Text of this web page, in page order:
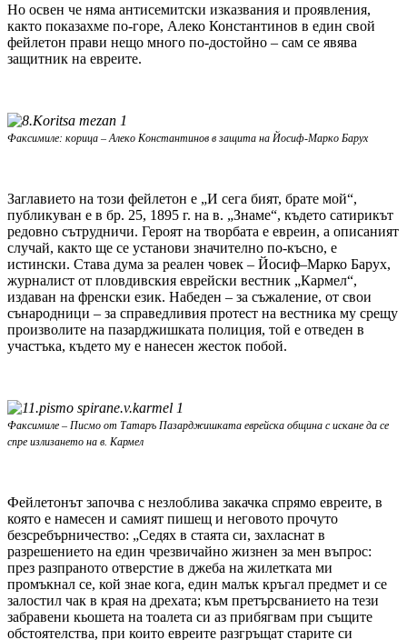
Но освен че няма антисемитски изказвания и проявления,
както показахме по-горе, Алеко Константинов в един свой
фейлетон прави нещо много по-достойно – сам се явява
защитник на евреите.
Факсимиле: корица – Алеко Константинов в защита на Йосиф-Марко Барух
Заглавието на този фейлетон е „И сега бият, брате мой“,
публикуван е в бр. 25, 1895 г. на в. „Знаме“, където сатирикът
редовно сътрудничи. Героят на творбата е евреин, а описаният
случай, както ще се установи значително по-късно, е
истински. Става дума за реален човек – Йосиф–Марко Барух,
журналист от пловдивския еврейски вестник „Кармел“,
издаван на френски език. Набеден – за съжаление, от свои
сънародници – за справедливия протест на вестника му срещу
произволите на пазарджишката полиция, той е отведен в
участъка, където му е нанесен жесток побой.
Факсимиле – Писмо от Татаръ Пазарджишката еврейска община с искане да се
спре излизането на в. Кармел
Фейлетонът започва с незлоблива закачка спрямо евреите, в
която е намесен и самият пишещ и неговото прочуто
безсребърничество: „Седях в стаята си, захласнат в
разрешението на един чрезвичайно жизнен за мен въпрос:
през разпраното отверстие в джеба на жилетката ми
промъкнал се, кой знае кога, един малък кръгал предмет и се
залостил чак в края на дрехата; към претърсванието на тези
забравени кьошета на тоалета си аз прибягвам при същите
обстоятелства, при които евреите разгръщат старите си